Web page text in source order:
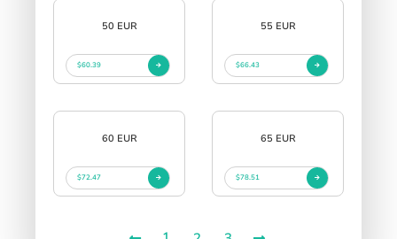
50 EUR
$60.39
55 EUR
$66.43
60 EUR
$72.47
65 EUR
$78.51